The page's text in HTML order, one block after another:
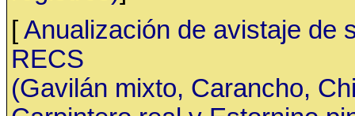
[Anualización de avistaje de
RECS
(Gavilán mixto, Carancho,